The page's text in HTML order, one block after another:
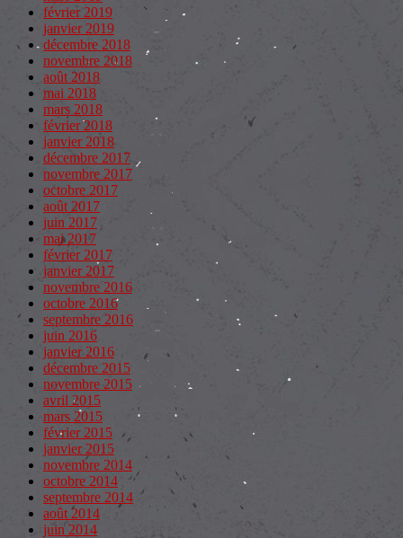
février 2019
janvier 2019
décembre 2018
novembre 2018
août 2018
mai 2018
mars 2018
février 2018
janvier 2018
décembre 2017
novembre 2017
octobre 2017
août 2017
juin 2017
mai 2017
février 2017
janvier 2017
novembre 2016
octobre 2016
septembre 2016
juin 2016
janvier 2016
décembre 2015
novembre 2015
avril 2015
mars 2015
février 2015
janvier 2015
novembre 2014
octobre 2014
septembre 2014
août 2014
juin 2014